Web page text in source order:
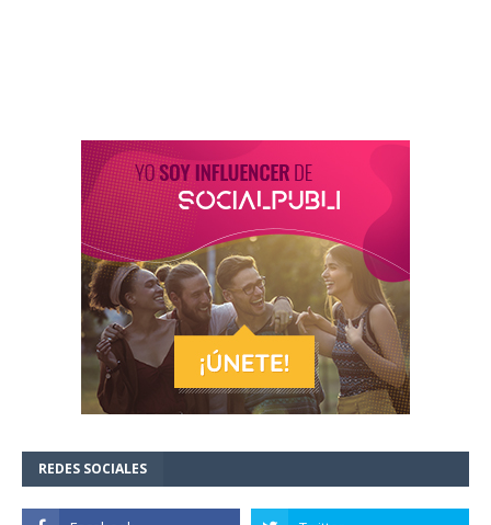
REDES SOCIALES